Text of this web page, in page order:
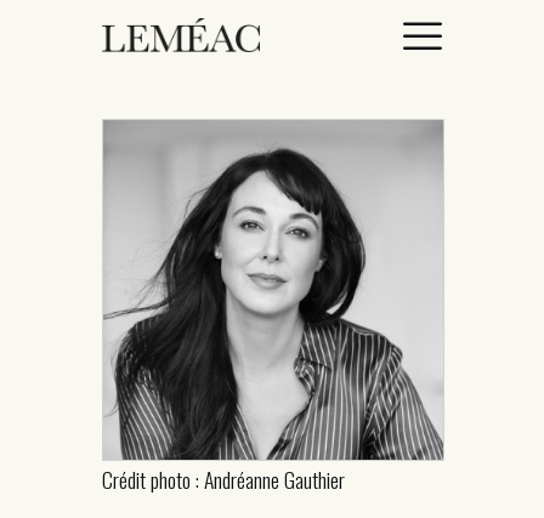
ACCUEIL
CATALOGUE
AUTEURICES
DROITS / RIGHTS
À PROPOS
Crédit photo : Andréanne Gauthier